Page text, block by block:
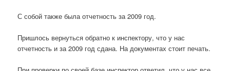
С собой также была отчетность за 2009 год.
Пришлось вернуться обратно к инспектору, что у нас
отчетность и за 2009 год сдана. На документах стоит печать.